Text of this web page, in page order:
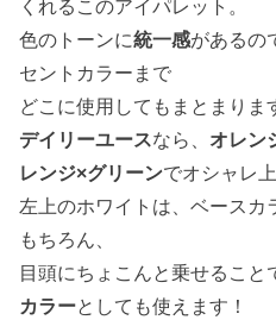
くれるこのアイパレット。
色のトーンに統一感があるの
セントカラーまで
どこに使用してもまとまりま
デイリーユースなら、 オレン
レンジ×グリーンでオシャレ
左上のホワイトは、ベースカ
もちろん、
目頭にちょこんと乗せること
カラーとしても使えます！